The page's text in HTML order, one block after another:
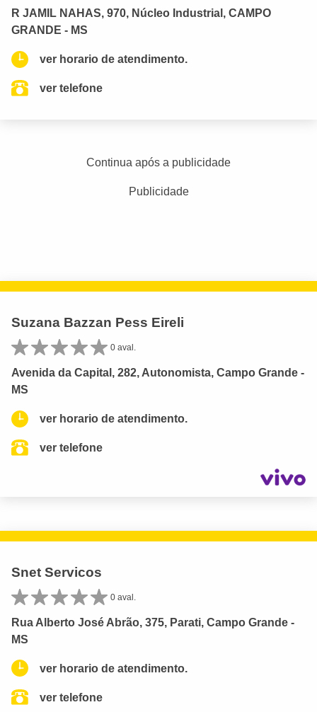
R JAMIL NAHAS, 970, Núcleo Industrial, CAMPO
GRANDE - MS
ver horario de atendimento.
ver telefone
Continua após a publicidade
Publicidade
Suzana Bazzan Pess Eireli
0 aval.
Avenida da Capital, 282, Autonomista, Campo Grande -
MS
ver horario de atendimento.
ver telefone
Snet Servicos
0 aval.
Rua Alberto José Abrão, 375, Parati, Campo Grande -
MS
ver horario de atendimento.
ver telefone